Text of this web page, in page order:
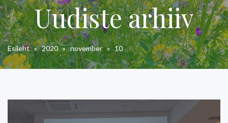
Uudiste arhiiv
Esileht»2020»november»10